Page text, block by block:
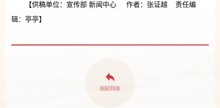
【供稿单位：宣传部 新闻中心 作者：张证越 责任编
辑：亭亭】